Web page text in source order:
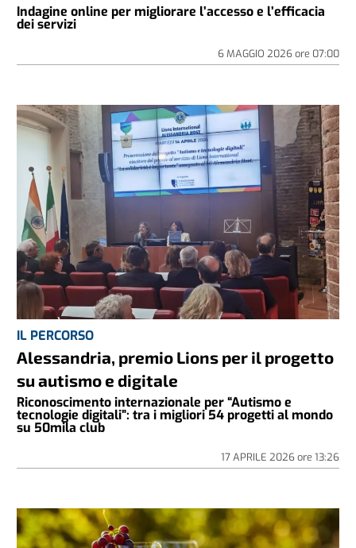
Indagine online per migliorare l’accesso e l’efficacia
dei servizi
6 MAGGIO 2026ore 07:00
IL PERCORSO
Alessandria, premio Lions per il progetto
su autismo e digitale
Riconoscimento internazionale per “Autismo e
tecnologie digitali”: tra i migliori 54 progetti al mondo
su 50mila club
17 APRILE 2026ore 13:26